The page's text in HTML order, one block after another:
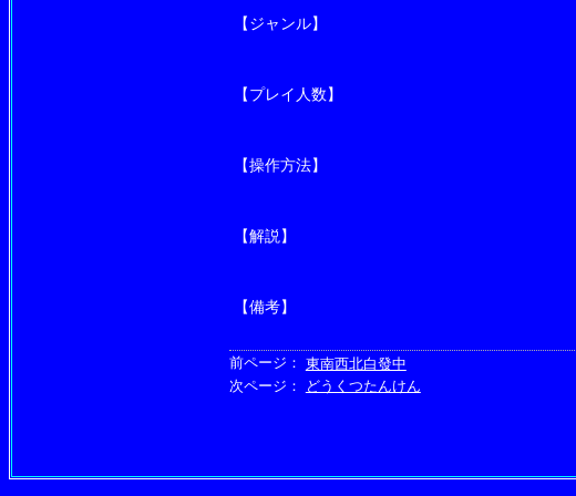
【ジャンル】
【プレイ人数】
【操作方法】
【解説】
【備考】
前ページ： 東南西北白發中
次ページ：
どうくつたんけん